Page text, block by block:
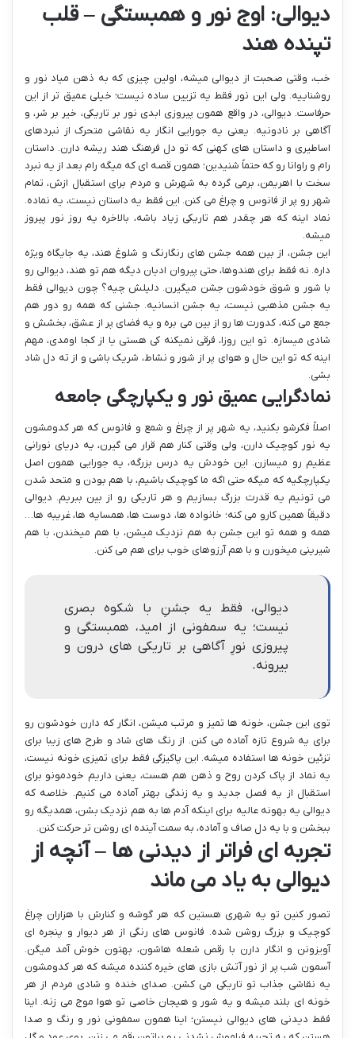
دیوالی: اوج نور و همبستگی – قلب
تپنده هند
خب، وقتی صحبت از دیوالی میشه، اولین چیزی که به ذهن میاد نور و
روشناییه. ولی این نور فقط یه تزیین ساده نیست؛ خیلی عمیق تر از این
حرفاست. دیوالی، در واقع همون پیروزی ابدی نور بر تاریکی، خیر بر شر، و
آگاهی بر نادونیه. یعنی یه جورایی انگار یه نقاشی متحرک از نبردهای
اساطیری و داستان های کهنی که تو دل فرهنگ هند ریشه دارن. داستان
رام و راوانا رو که حتماً شنیدین؛ همون قصه ای که میگه رام بعد از یه نبرد
سخت با اهریمن، برمی گرده به شهرش و مردم برای استقبال ازش، تمام
شهر رو پر از فانوس و چراغ می کنن. این فقط یه داستان نیست، یه نماده.
نماد اینه که هر چقدر هم تاریکی زیاد باشه، بالاخره یه روز نور پیروز
میشه.
این جشن، از بین همه جشن های رنگارنگ و شلوغ هند، یه جایگاه ویژه
داره. نه فقط برای هندوها، حتی پیروان ادیان دیگه هم تو هند، دیوالی رو
با شور و شوق خودشون جشن میگیرن. دلیلش چیه؟ چون دیوالی فقط
یه جشن مذهبی نیست، یه جشن انسانیه. جشنی که همه رو دور هم
جمع می کنه، کدورت ها رو از بین می بره و یه فضای پر از عشق، بخشش و
شادی میسازه. تو این روزا، فرقی نمیکنه کی هستی یا از کجا اومدی، مهم
اینه که تو این حال و هوای پر از شور و نشاط، شریک باشی و از ته دل شاد
بشی.
نمادگرایی عمیق نور و یکپارچگی جامعه
اصلاً فکرشو بکنید، یه شهر پر از چراغ و شمع و فانوس که هر کدومشون
یه نور کوچیک دارن، ولی وقتی کنار هم قرار می گیرن، یه دریای نورانی
عظیم رو میسازن. این خودش یه درس بزرگه، یه جورایی همون اصل
یکپارچگیه که میگه حتی اگه ما کوچیک باشیم، با هم بودن و متحد شدن
می تونیم یه قدرت بزرگ بسازیم و هر تاریکی رو از بین ببریم. دیوالی
دقیقاً همین کارو می کنه؛ خانواده ها، دوست ها، همسایه ها، غریبه ها…
همه و همه تو این جشن به هم نزدیک میشن، با هم میخندن، با هم
شیرینی میخورن و با هم آرزوهای خوب برای هم می کنن.
دیوالی، فقط یه جشنِ با شکوه بصری
نیست؛ یه سمفونی از امید، همبستگی و
پیروزی نورِ آگاهی بر تاریکی های درون و
بیرونه.
توی این جشن، خونه ها تمیز و مرتب میشن، انگار که دارن خودشون رو
برای یه شروع تازه آماده می کنن. از رنگ های شاد و طرح های زیبا برای
تزئین خونه ها استفاده میشه. این پاکیزگی فقط برای تمیزی خونه نیست،
یه نماد از پاک کردن روح و ذهن هم هست، یعنی داریم خودمونو برای
استقبال از یه فصل جدید و یه زندگی بهتر آماده می کنیم. خلاصه که
دیوالی یه بهونه عالیه برای اینکه آدم ها به هم نزدیک بشن، همدیگه رو
ببخشن و با یه دل صاف و آماده، به سمت آینده ای روشن تر حرکت کنن.
تجربه ای فراتر از دیدنی ها – آنچه از
دیوالی به یاد می ماند
تصور کنین تو یه شهری هستین که هر گوشه و کنارش با هزاران چراغ
کوچیک و بزرگ روشن شده. فانوس های رنگی از هر دیوار و پنجره ای
آویزونن و انگار دارن با رقص شعله هاشون، بهتون خوش آمد میگن.
آسمون شب پر از نور آتش بازی های خیره کننده میشه که هر کدومشون
یه نقاشی جذاب تو تاریکی می کشن. صدای خنده و شادی مردم از هر
خونه ای بلند میشه و یه شور و هیجان خاصی تو هوا موج می زنه. اینا
فقط دیدنی های دیوالی نیستن؛ اینا همون سمفونی نور و رنگ و صدا